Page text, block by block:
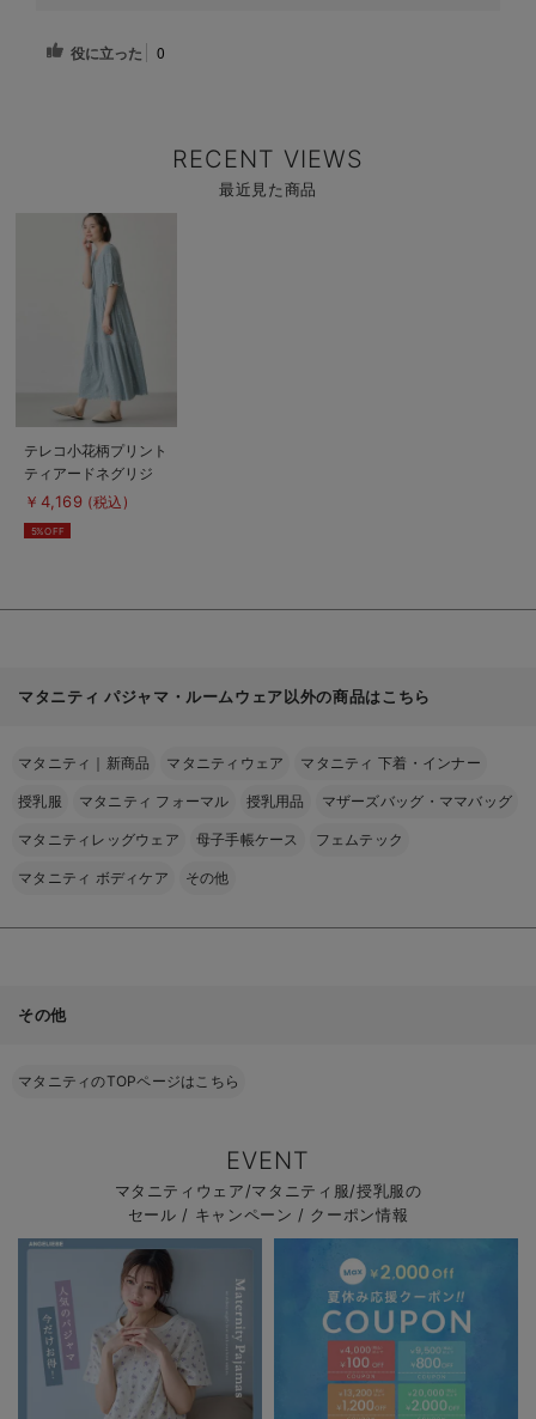
役に立った 0
RECENT VIEWS
最近見た商品
商
品
詳
を
見
る
テレコ小花柄プリント
ティアードネグリジ
ェ マタニティ・授
も長く使える】
￥4,169 (税込)
5%OFF
マタニティ パジャマ・ルームウェア以外の商品はこちら
マタニティ｜新商品 マタニティウェア マタニティ 下着・インナー
授乳服 マタニティ フォーマル 授乳用品 マザーズバッグ・ママバッグ
マタニティレッグウェア 母子手帳ケース フェムテック
マタニティ ボディケア その他
その他
マタニティのTOPページはこちら
EVENT
マタニティウェア/マタニティ服/授乳服の
セール / キャンペーン / クーポン情報